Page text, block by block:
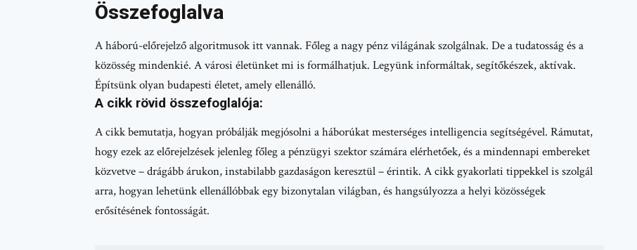
Összefoglalva
A háború-előrejelző algoritmusok itt vannak. Főleg a nagy pénz világának szolgálnak. De a tudatosság és a
közösség mindenkié. A városi életünket mi is formálhatjuk. Legyünk informáltak, segítőkészek, aktívak.
Építsünk olyan budapesti életet, amely ellenálló.
A cikk rövid összefoglalója:
A cikk bemutatja, hogyan próbálják megjósolni a háborúkat mesterséges intelligencia segítségével. Rámutat,
hogy ezek az előrejelzések jelenleg főleg a pénzügyi szektor számára elérhetőek, és a mindennapi embereket
közvetve – drágább árukon, instabilabb gazdaságon keresztül – érintik. A cikk gyakorlati tippekkel is szolgál
arra, hogyan lehetünk ellenállóbbak egy bizonytalan világban, és hangsúlyozza a helyi közösségek
erősítésének fontosságát.